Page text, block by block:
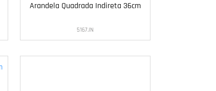
Arandela Quadrada Indireta 36cm
5167.IN